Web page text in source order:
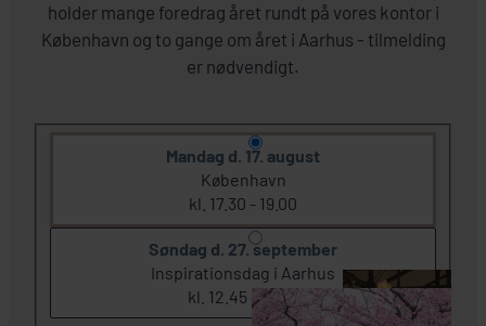
holder mange foredrag året rundt på vores kontor i
København og to gange om året i Aarhus - tilmelding
er nødvendigt.
Mandag d. 17. august
København
kl. 17.30 - 19.00
Søndag d. 27. september
Inspirationsdag i Aarhus
kl. 12.45 - 13.45